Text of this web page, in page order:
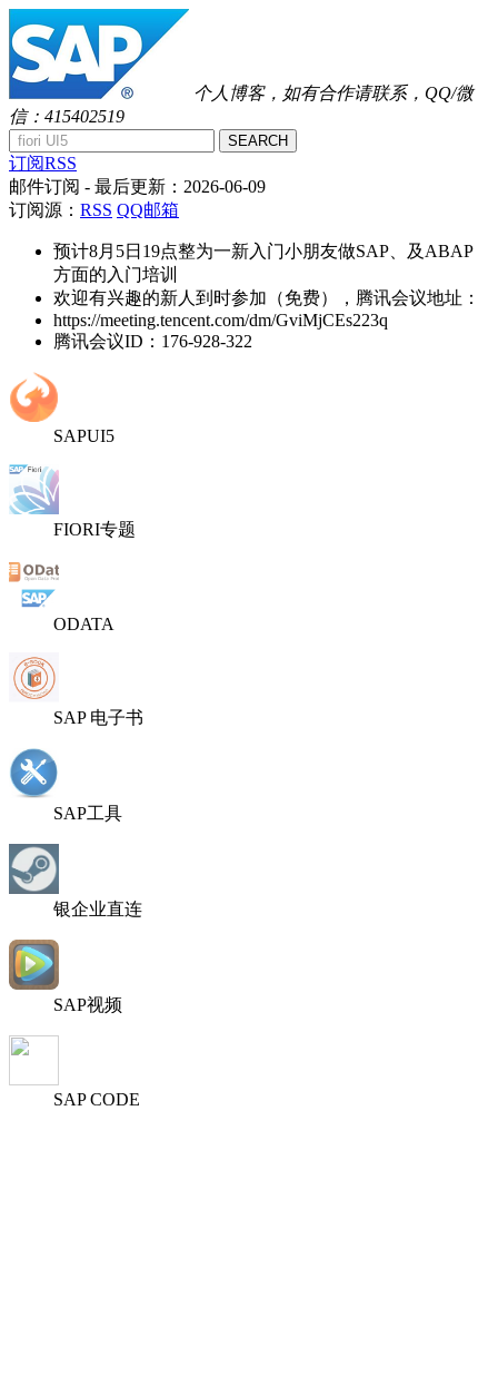
个人博客，如有合作请联系，QQ/微
信：415402519
SEARCH
订阅RSS
邮件订阅 - 最后更新： 2026-06-09
订阅源： RSS QQ邮箱
预计8月5日19点整为一新入门小朋友做SAP、及ABAP
方面的入门培训
欢迎有兴趣的新人到时参加（免费），腾讯会议地址：
https://meeting.tencent.com/dm/GviMjCEs223q
腾讯会议ID：176-928-322
SAPUI5
FIORI专题
ODATA
SAP 电子书
SAP工具
银企业直连
SAP视频
SAP CODE